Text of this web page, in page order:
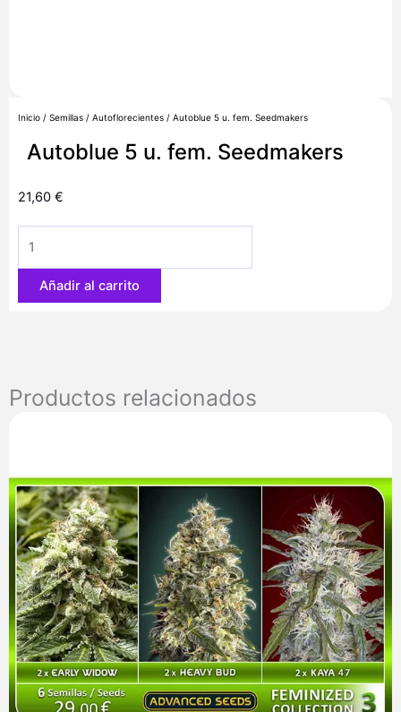
Inicio / Semillas / Autoflorecientes / Autoblue 5 u. fem. Seedmakers
Autoblue 5 u. fem. Seedmakers
21,60 €
fem.
Añadir al carrito
Productos relacionados